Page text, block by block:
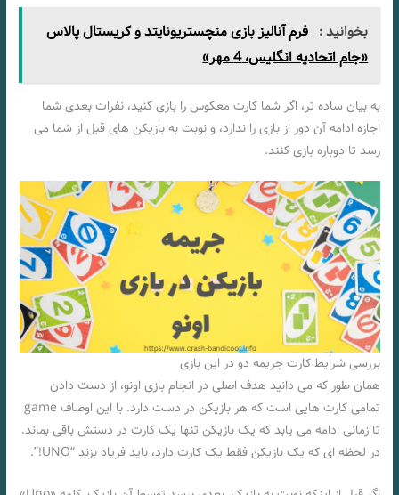
بخوانید : فرم آنالیز بازی منچستریونایتد و کریستال پالاس
«جام اتحادیه انگلیس، 4 مهر»
به بیان ساده تر، اگر شما کارت معکوس را بازی کنید، نفرات بعدی شما
اجازه ادامه آن دور از بازی را ندارد، و نوبت به بازیکن های قبل از شما می
رسد تا دوباره بازی کنند.
بررسی شرایط کارت جریمه دو در این بازی
همان طور که می دانید هدف اصلی در انجام بازی اونو، از دست دادن
تمامی کارت هایی است که هر بازیکن در دست دارد‌. با این اوصاف game
تا زمانی ادامه می یابد که یک بازیکن تنها یک کارت در دستش باقی بماند.
در لحظه ای که یک بازیکن فقط یک کارت دارد، باید فریاد بزند “UNO!”.